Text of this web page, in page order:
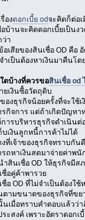
องดอกเบี้ย odจะคิดก็ต่อ
อบ้านจะคิดดอกเบี้ยเป็นง
ว่า
เสียของสินเชื่อ OD คือ
ำเป็นต้องหาเงินมาคืนโ
ดบ้างที่ควรขอสินเชื่อ od
ยเงินซื้อวัตถุดิบ
องธุรกิจน้อยครั้งที่จะใช้เ
กิจการ แต่ถ้าเกิดปัญหา
ารบริหารธุรกิจดำเนินต่
บเงินลูกหนี้การค้าไม่ได้
ที่เจ้าของธุรกิจทราบกัน
รถหาเงินสดมาจ่ายค่าพนั
ำสินเชื่อ OD ให้ธุรกิจมีส
อคู่ค้าพารวย
อ OD ที่ไม่จำเป็นต้องใ
นตามขนาดของธุรกิจที่ข
เมื่อทราบคำตอบแล้วว่า
ะสงค์ เพราะอัตราดอก